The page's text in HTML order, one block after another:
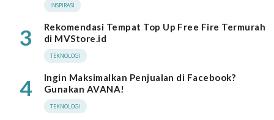
INSPIRASI
3
Rekomendasi Tempat Top Up Free Fire Termurah
di MVStore.id
TEKNOLOGI
4
Ingin Maksimalkan Penjualan di Facebook?
Gunakan AVANA!
TEKNOLOGI